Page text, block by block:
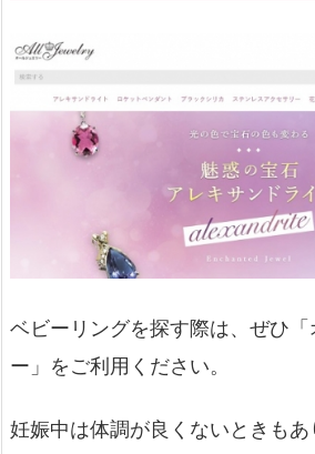
ベビーリングを探す際は、ぜひ「
ー」をご利用ください。
妊娠中は体調が良くないときもあ